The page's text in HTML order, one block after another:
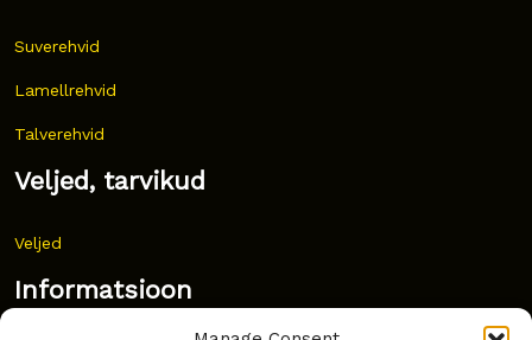
Suverehvid
Lamellrehvid
Talverehvid
Veljed, tarvikud
Veljed
Informatsioon